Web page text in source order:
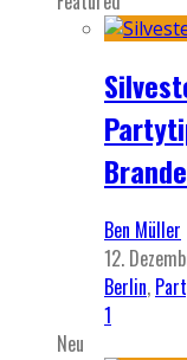
Ben Müller
12.
Berlin,
1
Neu